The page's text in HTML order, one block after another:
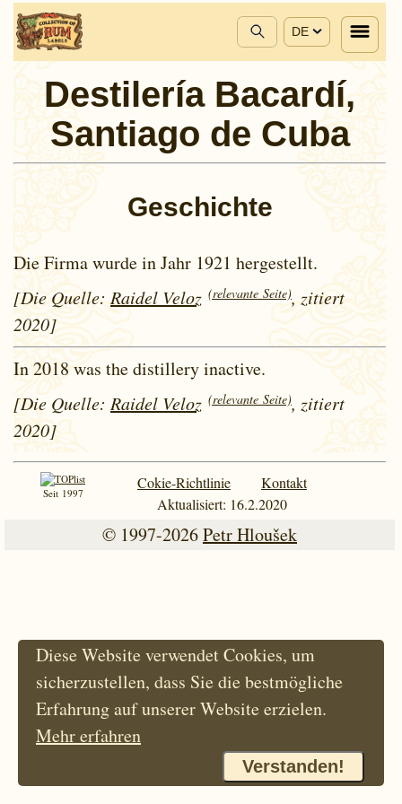
DE
Destilería Bacardí,
Santiago de Cuba
Geschichte
Die Firma wurde in Jahr 1921 hergestellt.
[Die Quelle: Raidel Veloz (relevante Seite), zitiert
2020]
In 2018 was the distillery inactive.
[Die Quelle: Raidel Veloz (relevante Seite), zitiert
2020]
Seit 1997
Cokie-Richtlinie
Kontakt
Aktualisiert: 16.2.2020
© 1997-2026Petr Hloušek
Diese Website verwendet Cookies, um
sicherzustellen, dass Sie die bestmögliche
Erfahrung auf unserer Website erzielen.
Mehr erfahren
Verstanden!